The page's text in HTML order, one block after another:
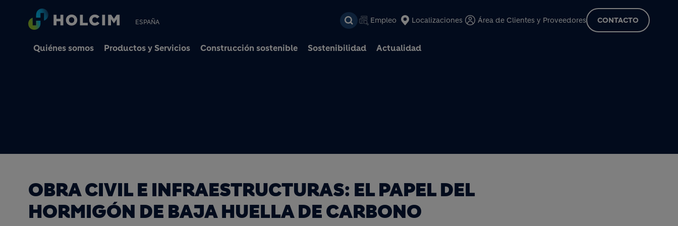
Pasar al contenido principal
ESPAÑA Empleo Localizaciones Área de Clientes y Proveedores CONTACTO
Quiénes somos Productos y Servicios Construcción sostenible Sostenibilidad Actualidad
OBRA CIVIL E INFRAESTRUCTURAS: EL PAPEL DEL
HORMIGÓN DE BAJA HUELLA DE CARBONO